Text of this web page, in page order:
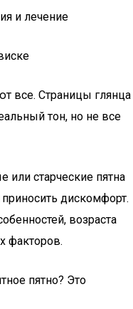
и лечение
все. Страницы глянца
тон, но не все
старческие пятна
дискомфорт.
возраста
факторов.
пятно? Это